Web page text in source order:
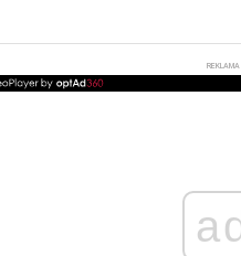
REKLAMA